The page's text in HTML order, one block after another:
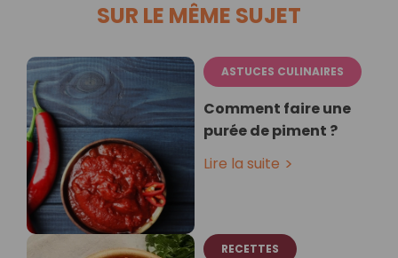
SUR LE MÊME SUJET
ASTUCES CULINAIRES
Comment faire une
purée de piment ?
Lire la suite
RECETTES